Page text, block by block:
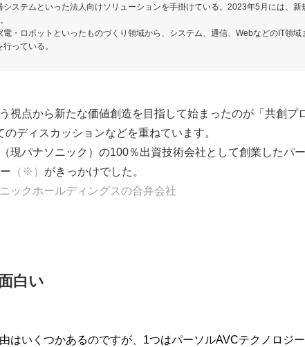
ステムといった法人向けソリューションを手掛けている。2023年5月には、新
電・ロボットといったものづくり領域から、システム、通信、WebなどのIT領域
っている。
視点から新たな価値創造を目指して始まったのが「共創プ
ディスカッションなどを重ねています。
現パナソニック）の100％出資技術会社として創業したパ
（※） がきっかけでした。
ックホールディングスの合弁会社
白い
はいくつかあるのですが、1つはパーソルAVCテクノロジ